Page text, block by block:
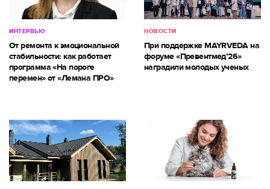
ИНТЕРВЬЮ
От ремонта к эмоциональной
стабильности: как работает
программа «На пороге
перемен» от «Лемана ПРО»
НОВОСТИ
При поддержке MAYRVEDA на
форуме «Превентмед’26»
наградили молодых ученых